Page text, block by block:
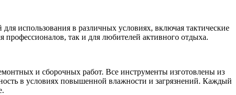
использования в различных условиях, включая тактические
так и для любителей активного отдыха.
и сборочных работ. Все инструменты изготовлены из
в условиях повышенной влажности и загрязнений. Каждый